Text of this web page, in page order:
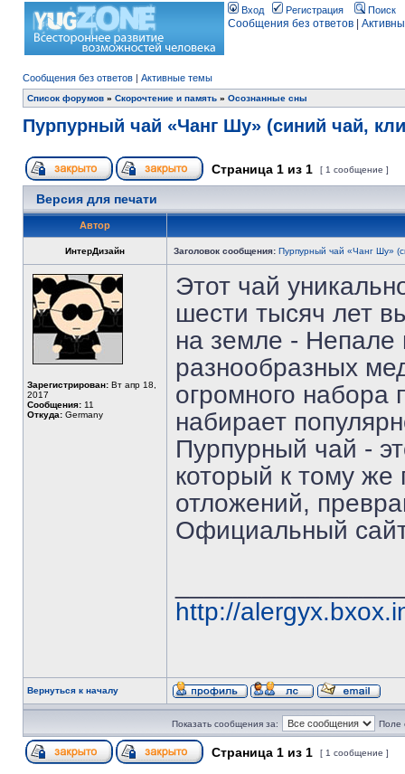
Вход Регистрация Поиск
Сообщения без ответов
Сообщения без ответов | Активные темы
Список форумов » Скорочтение и память » Осознанные сны
Пурпурный чай «Чанг Шу» (синий чай,
Страница 1 из 1 [ 1 сообщение ]
Версия для печати
Автор
ИнтерДизайн Заголовок сообщения: Пурпурный чай «Чанг Шу»
Зарегистрирован: Вт апр 18,
2017
Сообщения: 11
Откуда: Germany
Этот чай
шести тысяч лет
на земле - Непале
разнообразных
огромного набора
набирает
Пурпурный чай -
который к тому же
отложений,
Официальный
http://
Вернуться к началу
Показать сообщения за: Поле
Страница 1 из 1 [ 1 сообщение ]